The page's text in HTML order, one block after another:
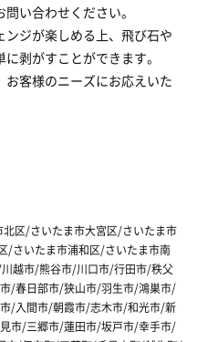
い合わせください。
ジが楽しめる上、飛び石や
剥がすことができます。
客様のニーズにお応えいた
区/さいたま市大宮区/さいたま市
/さいたま市浦和区/さいたま市南
越市/熊谷市/川口市/行田市/秩父
/春日部市/狭山市/羽生市/鴻巣市/
/入間市/朝霞市/志木市/和光市/新
市/三郷市/蓮田市/坂戸市/幸手市/